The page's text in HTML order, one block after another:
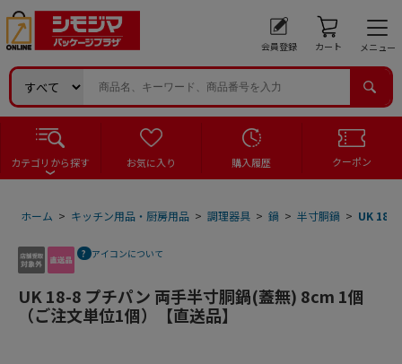
会員登録 カート メニュー
カテゴリから探す お気に入り 購入履歴 クーポン
ホーム > キッチン用品・厨房用品 > 調理器具 > 鍋 > 半寸胴鍋 > UK 18-
アイコンについて
UK 18-8 プチパン 両手半寸胴鍋(蓋無) 8cm 1個
（ご注文単位1個）【直送品】